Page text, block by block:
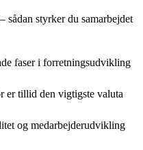
styrker du samarbejdet
faser i forretningsudvikling
er tillid den vigtigste valuta
og medarbejderudvikling